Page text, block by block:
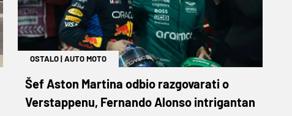
OSTALO|AUTO MOTO
Šef Aston Martina odbio razgovarati o
Verstappenu, Fernando Alonso intrigantan